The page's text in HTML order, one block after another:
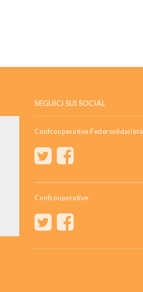
SEGUICI SUI SOCIAL
Confcooperative Federsolidarietà
Confcooperative